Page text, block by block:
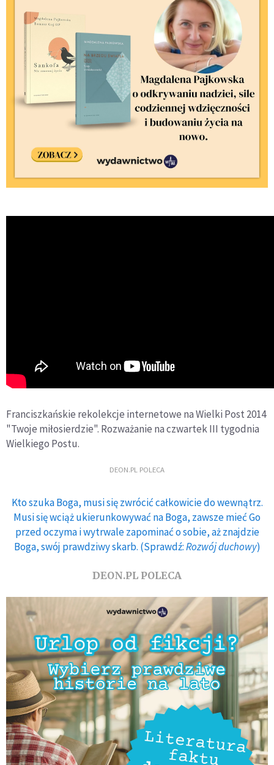
Franciszkańskie rekolekcje internetowe na Wielki Post 2014
"Twoje miłosierdzie". Rozważanie na czwartek III tygodnia
Wielkiego Postu.
DEON.PL POLECA
Kto szuka Boga, musi się zwrócić całkowicie do wewnątrz.
Musi się wciąż ukierunkowywać na Boga, zawsze mieć Go
przed oczyma i wytrwale zapominać o sobie, aż znajdzie
Boga, swój prawdziwy skarb. (Sprawdź:Rozwój duchowy)
DEON.PL POLECA